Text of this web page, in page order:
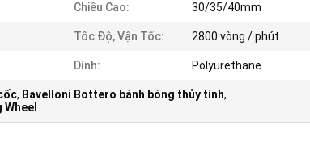
Chiều Cao: 30/35/40mm
Tốc Độ, Vận Tốc: 2800 vòng / phút
Dính: Polyurethane
, Bavelloni Bottero bánh bóng thủy tinh,